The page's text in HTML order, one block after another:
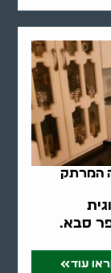
המרתק
סבא.
עוד